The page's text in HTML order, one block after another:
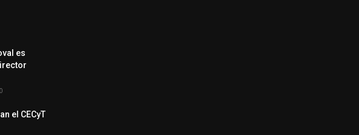
es
el CECyT